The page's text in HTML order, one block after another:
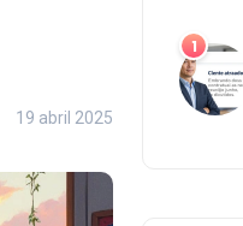
19 abril 2025
1